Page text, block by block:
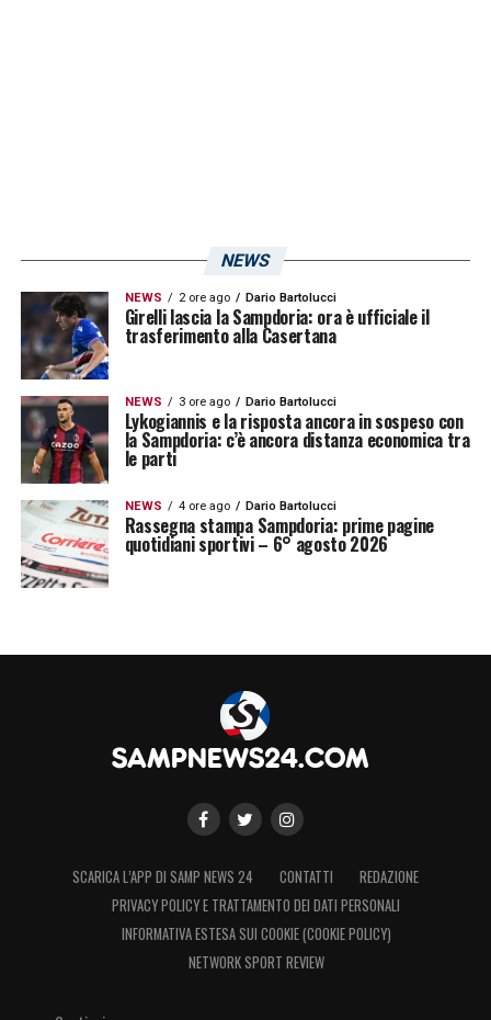
NEWS
NEWS 2 ore ago Dario Bartolucci
Girelli lascia la Sampdoria: ora è ufficiale il
trasferimento alla Casertana
NEWS 3 ore ago Dario Bartolucci
Lykogiannis e la risposta ancora in sospeso con
la Sampdoria: c’è ancora distanza economica tra
le parti
NEWS 4 ore ago Dario Bartolucci
Rassegna stampa Sampdoria: prime pagine
quotidiani sportivi – 6° agosto 2026
SCARICA L’APP DI SAMP NEWS 24 CONTATTI
REDAZIONE
PRIVACY POLICY E TRATTAMENTO DEI DATI PERSONALI
INFORMATIVA ESTESA SUI COOKIE (COOKIE POLICY)
NETWORK SPORT REVIEW